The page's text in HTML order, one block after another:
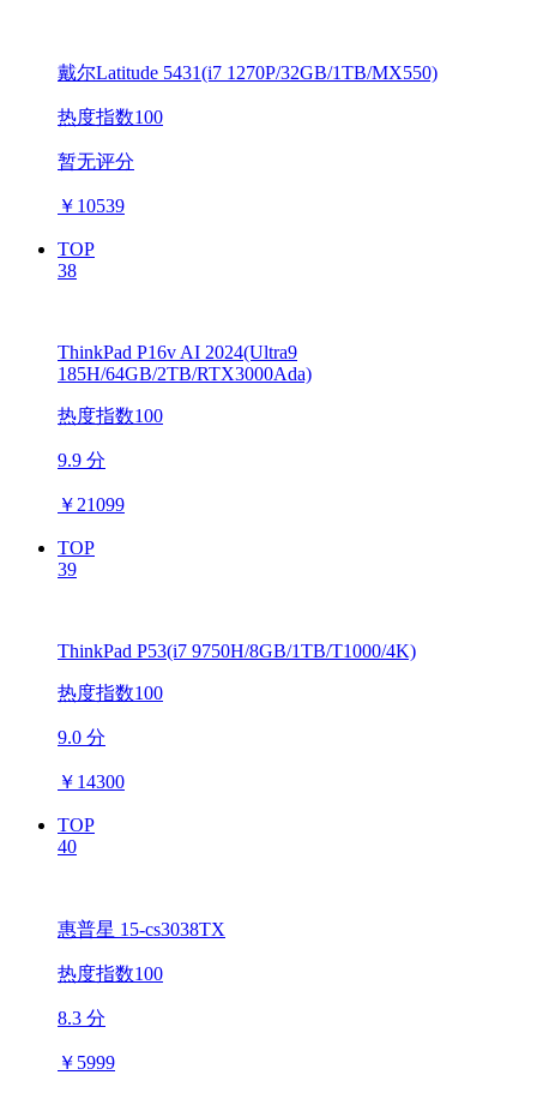
戴尔Latitude 5431(i7 1270P/32GB/1TB/MX550)
热度指数100
暂无评分
￥ 10539
TOP
38
ThinkPad P16v AI 2024(Ultra9
185H/64GB/2TB/RTX3000Ada)
热度指数100
9.9 分
￥ 21099
TOP
39
ThinkPad P53(i7 9750H/8GB/1TB/T1000/4K)
热度指数100
9.0 分
￥ 14300
TOP
40
惠普星 15-cs3038TX
热度指数100
8.3 分
￥ 5999